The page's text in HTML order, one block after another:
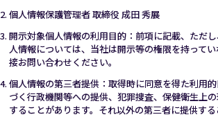
個人情報保護管理者 取締役 成田 秀展
開示対象個人情報の利用目的：前項に記載、ただ
人情報については、当社は開示等の権限を持って
接お問い合わせください。
個人情報の第三者提供：取得時に同意を得た利用
づく行政機関等への提供、犯罪捜査、保健衛生上
することがあります。それ以外の第三者に提供する